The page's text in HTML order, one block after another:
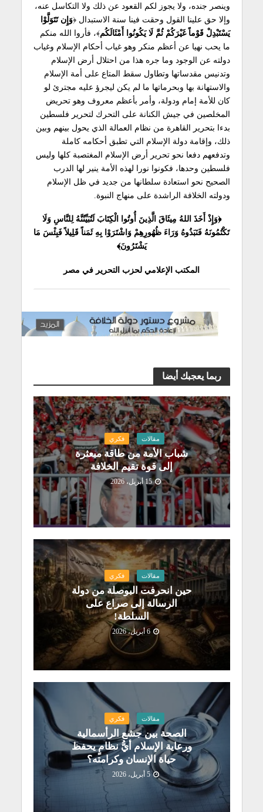
وينصر جنده، ولا يجوز لكم القعود عن ذلك ولا التكاسل عنه،
وإلا حق علينا القول وحقت فينا سنة الاستبدال ﴿وَإِن تَتَوَلَّوْا
يَسْتَبْدِلْ قَوْماً غَيْرَكُمْ ثُمَّ لَا يَكُونُوا أَمْثَالَكُم﴾، فأروا الله منكم
ما يحب نهيا عن أعظم منكر وهو غياب أحكام الإسلام وغياب
دولته عن الوجود وما جره هذا من احتلال أرض الإسلام
وتدنيس مقدساتها وتطاول سقط المتاع على أمة الإسلام
والاستهانة بها وبحرماتها ما لم يكن ليجرؤ عليه مجترئ لو
كان للأمة إمام ودولة، وأمر بأعظم معروف وهو تحريض
المخلصين في جيش الكنانة على التحرك لتحرير فلسطين
بدءا بتحرير القاهرة من نظام العمالة الذي يحول بينهم وبين
ذلك، وإقامة دولة الإسلام التي تطبق أحكامه كاملة
وتدفعهم دفعا نحو تحرير أرض الإسلام المغتصبة كلها وليس
فلسطين وحدها، فكونوا نورا لهذه الأمة ينير لها الدرب
الصحيح نحو استعادة سلطانها من جديد في ظل الإسلام
ودولته الخلافة الراشدة على منهاج النبوة.
﴿وَإِذْ أَخَذَ اللهُ مِيثَاقَ الَّذِينَ أُوتُوا الْكِتَابَ لَتُبَيِّنُنَّهُ لِلنَّاسِ وَلَا
تَكْتُمُونَهُ فَنَبَذُوهُ وَرَاءَ ظُهُورِهِمْ وَاشْتَرَوْا بِهِ ثَمَناً قَلِيلاً فَبِئْسَ مَا
يَشْتَرُونَ﴾
المكتب الإعلامي لحزب التحرير في مصر
ربما يعجبك أيضا
مقالات فكري
شباب الأمة من طاقة مبعثرة
إلى قوة تقيم الخلافة
15 أبريل، 2026
مقالات فكري
حين انحرفت البوصلة من دولة
الرسالة إلى صراع على
السلطة!
6 أبريل، 2026
مقالات فكري
الصحة بين جشع الرأسمالية
ورعاية الإسلام أيُّ نظامٍ يحفظ
حياة الإنسان وكرامته؟
5 أبريل، 2026